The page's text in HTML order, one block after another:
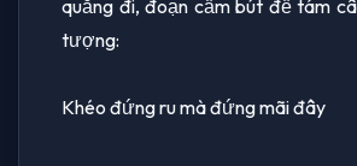
quẳng đi, đoạn cầm bút đề tám
tượng:
Khéo đứng ru mà đứng mãi đây